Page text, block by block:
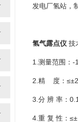
发电厂氢站，
氢气露点仪 技
1.测量范围：
2.精 度：
3.分 辨 率：
4.重 复 性：